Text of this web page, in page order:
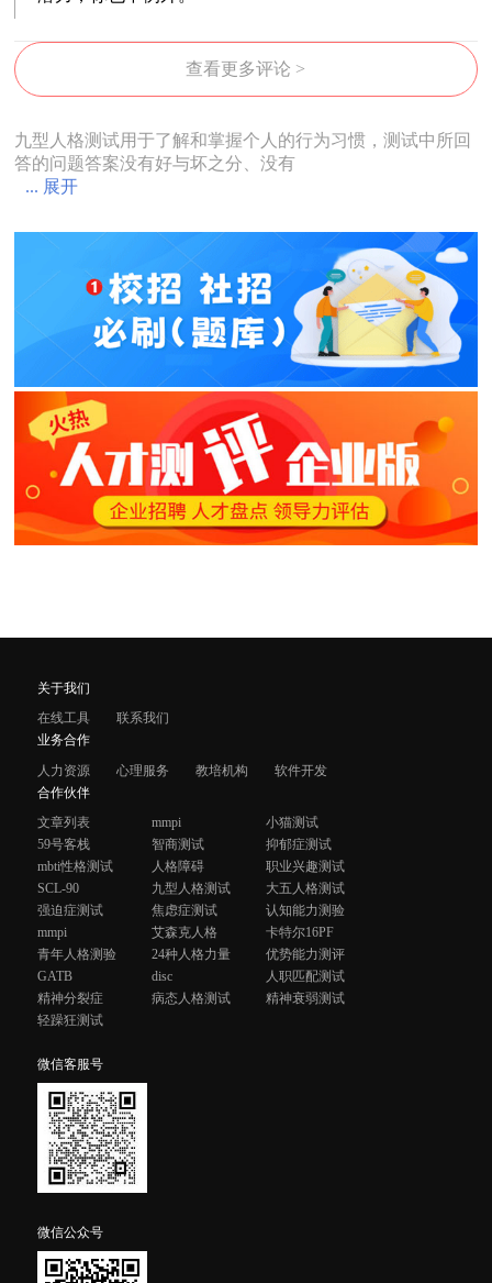
查看更多评论 >
九型人格测试用于了解和掌握个人的行为习惯，测试中所回
答的问题答案没有好与坏之分、没有
... 展开
关于我们
在线工具
联系我们
业务合作
人力资源
心理服务 教培机构
软件开发
合作伙伴
文章列表
mmpi
小猫测试
59号客栈
智商测试
抑郁症测试
mbti性格测试
人格障碍
职业兴趣测试
SCL-90
九型人格测试
大五人格测试
强迫症测试
焦虑症测试
认知能力测验
mmpi
艾森克人格
卡特尔16PF
青年人格测验
24种人格力量
优势能力测评
GATB
disc
人职匹配测试
精神分裂症
病态人格测试
精神衰弱测试
轻躁狂测试
微信客服号
微信公众号